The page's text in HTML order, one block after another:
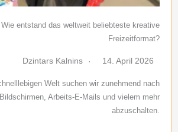
entstand das weltweit beliebteste kreative
Freizeitformat?
Dzintars Kalnins 14. April 2026
Welt suchen wir zunehmend nach
Arbeits-E-Mails und vielem mehr
abzuschalten.